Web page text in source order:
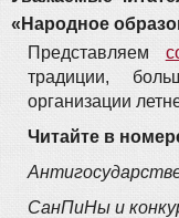
«Народное
Представляем
традиции,
организации
Читайте в
СанПиНы и